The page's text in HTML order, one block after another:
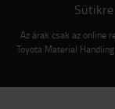
Az árak csak az online
Toyota Material